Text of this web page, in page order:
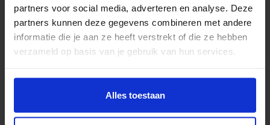
partners voor social media, adverteren en analyse. Deze
partners kunnen deze gegevens combineren met andere
informatie die je aan ze heeft verstrekt of die ze hebben
verzameld op basis van je gebruik van hun services.
Alles toestaan
Rollenbaanbocht, drive - 1011959